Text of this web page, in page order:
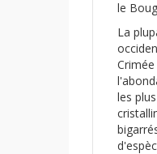
le
La
les